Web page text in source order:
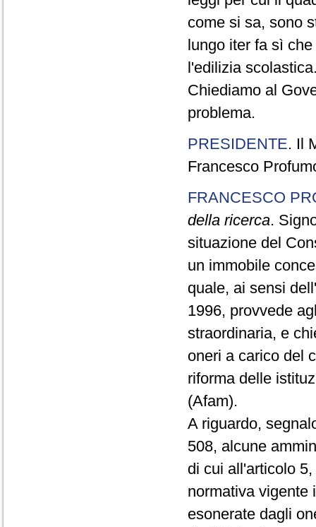
come si sa, sono
lungo iter fa sì
l'edilizia
Chiediamo al
problema.
PRESIDENTE. Il
Francesco
FRANCESCO
della ricerca.
situazione del
un immobile
quale, ai sensi
1996, provvede
straordinaria, e
oneri a carico del
riforma delle
(Afam).
A riguardo,
508, alcune
di cui all'articolo
normativa vigente
esonerate dagli